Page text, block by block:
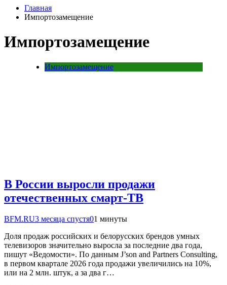
Главная
Импортозамещение
Импортозамещение
Импортозамещение
В России выросли продажи
отечественных смарт-ТВ
BFM.RU3 месяца спустя01 минуты
Доля продаж российских и белорусских брендов умных
телевизоров значительно выросла за последние два года,
пишут «Ведомости». По данным J’son and Partners Consulting,
в первом квартале 2026 года продажи увеличились на 10%,
или на 2 млн. штук, а за два г…